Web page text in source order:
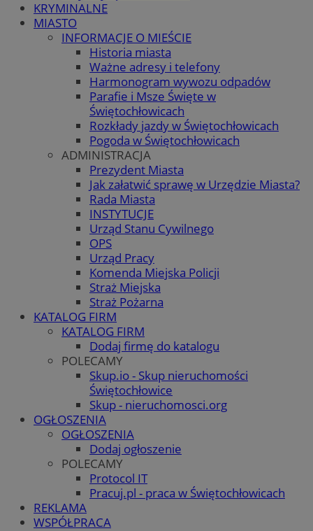
KRYMINALNE
MIASTO
INFORMACJE O MIEŚCIE
Historia miasta
Ważne adresy i telefony
Harmonogram wywozu odpadów
Parafie i Msze Święte w
Świętochłowicach
Rozkłady jazdy w Świętochłowicach
Pogoda w Świętochłowicach
ADMINISTRACJA
Prezydent Miasta
Jak załatwić sprawę w Urzędzie Miasta?
Rada Miasta
INSTYTUCJE
Urząd Stanu Cywilnego
OPS
Urząd Pracy
Komenda Miejska Policji
Straż Miejska
Straż Pożarna
KATALOG FIRM
KATALOG FIRM
Dodaj firmę do katalogu
POLECAMY
Skup.io - Skup nieruchomości
Świętochłowice
Skup - nieruchomosci.org
OGŁOSZENIA
OGŁOSZENIA
Dodaj ogłoszenie
POLECAMY
Protocol IT
Pracuj.pl - praca w Świętochłowicach
REKLAMA
WSPÓŁPRACA